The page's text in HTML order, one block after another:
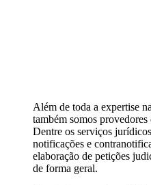
Além de toda a expertise
também somos
Dentre os serviços
notificações e
elaboração de petições
de forma geral.